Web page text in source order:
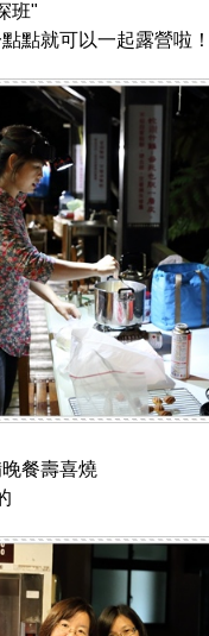
班"
點就可以一起露營啦！
餐壽喜燒